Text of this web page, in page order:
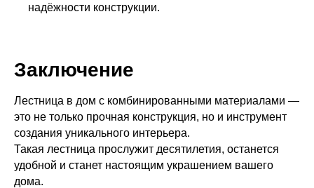
надёжности конструкции.
Заключение
Лестница в дом с комбинированными материалами —
это не только прочная конструкция, но и инструмент
создания уникального интерьера.
Такая лестница прослужит десятилетия, останется
удобной и станет настоящим украшением вашего
дома.